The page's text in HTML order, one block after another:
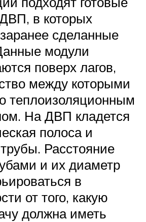
в которых
сделанные
модули
поверх лагов,
между которыми
теплоизоляционным
На ДВП кладется
полоса и
Расстояние
и их диаметр
в
от того, какую
должна иметь